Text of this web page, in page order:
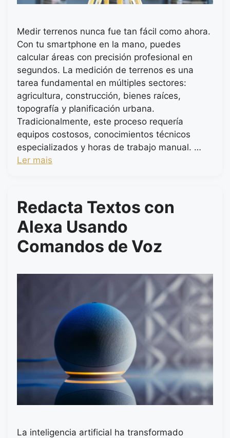
Medir terrenos nunca fue tan fácil como ahora.
Con tu smartphone en la mano, puedes
calcular áreas con precisión profesional en
segundos. La medición de terrenos es una
tarea fundamental en múltiples sectores:
agricultura, construcción, bienes raíces,
topografía y planificación urbana.
Tradicionalmente, este proceso requería
equipos costosos, conocimientos técnicos
especializados y horas de trabajo manual. …
Ler mais
Redacta Textos con
Alexa Usando
Comandos de Voz
La inteligencia artificial ha transformado